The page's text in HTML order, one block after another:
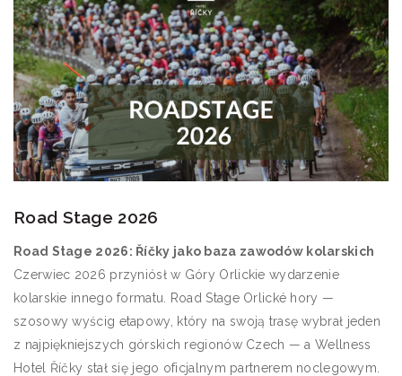
Road Stage 2026
Road Stage 2026: Říčky jako baza zawodów kolarskich
Czerwiec 2026 przyniósł w Góry Orlickie wydarzenie
kolarskie innego formatu. Road Stage Orlické hory —
szosowy wyścig etapowy, który na swoją trasę wybrał jeden
z najpiękniejszych górskich regionów Czech — a Wellness
Hotel Říčky stał się jego oficjalnym partnerem noclegowym.